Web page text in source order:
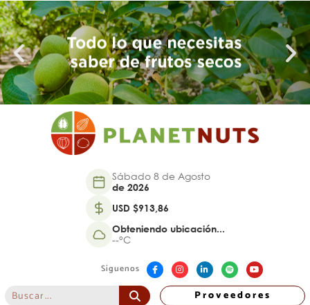
Sábado 8 de Agosto
de 2026
USD $913,86
Obteniendo ubicación...
--°C
Síguenos
Proveedores